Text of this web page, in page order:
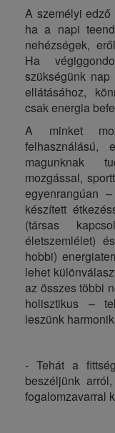
A személyi edző
ha a napi
nehézségek,
Ha
szükségünk
ellátásához,
csak energia
A minket
felhasználású,
magunknak
mozgással,
egyenrangúan
készített
(társas
életszemlélet)
hobbi)
lehet
az összes többi
holisztikus –
leszünk
- Tehát a
beszéljünk
fogalomzavarral